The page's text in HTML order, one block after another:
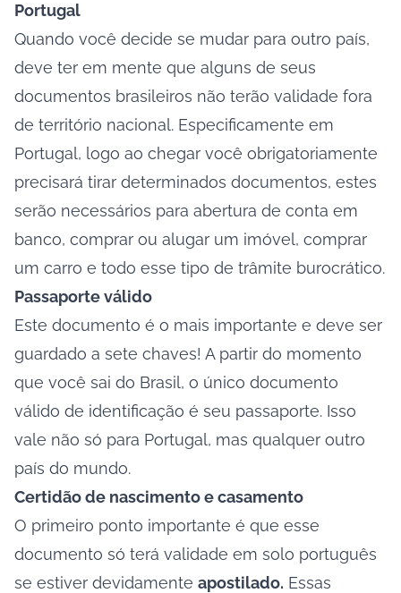
Portugal
Quando você decide se mudar para outro país,
deve ter em mente que alguns de seus
documentos brasileiros não terão validade fora
de território nacional. Especificamente em
Portugal, logo ao chegar você obrigatoriamente
precisará tirar determinados documentos, estes
serão necessários para abertura de conta em
banco, comprar ou alugar um imóvel, comprar
um carro e todo esse tipo de trâmite burocrático.
Passaporte válido
Este documento é o mais importante e deve ser
guardado a sete chaves! A partir do momento
que você sai do Brasil, o único documento
válido de identificação é seu passaporte. Isso
vale não só para Portugal, mas qualquer outro
país do mundo.
Certidão de nascimento e casamento
O primeiro ponto importante é que esse
documento só terá validade em solo português
se estiver devidamente apostilado. Essas